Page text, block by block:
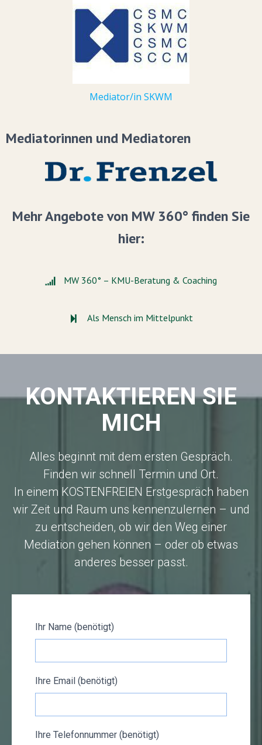
Mediator/in SKWM
Mediatorinnen und Mediatoren
Mehr Angebote von MW 360° finden Sie
hier:
MW 360° – KMU-Beratung & Coaching
Als Mensch im Mittelpunkt
KONTAKTIEREN SIE
MICH
Alles beginnt mit dem ersten Gespräch.
Finden wir schnell Termin und Ort.
In einem KOSTENFREIEN Erstgespräch haben
wir Zeit und Raum uns kennenzulernen – und
zu entscheiden, ob wir den Weg einer
Mediation gehen können – oder ob etwas
anderes besser passt.
Ihr Name (benötigt)
Ihre Email (benötigt)
Ihre Telefonnummer (benötigt)